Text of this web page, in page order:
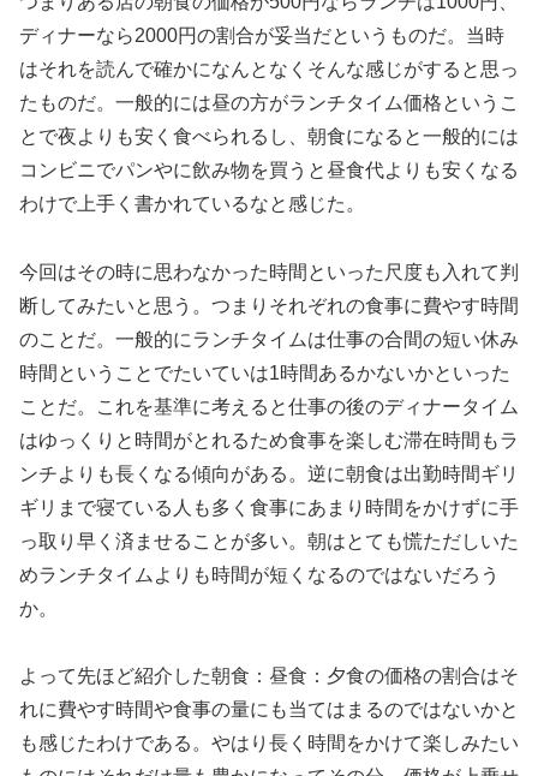
ディナーなら2000円の割合が妥当だというものだ。当時
はそれを読んで確かになんとなくそんな感じがすると思っ
たものだ。一般的には昼の方がランチタイム価格というこ
とで夜よりも安く食べられるし、朝食になると一般的には
コンビニでパンやに飲み物を買うと昼食代よりも安くなる
わけで上手く書かれているなと感じた。
今回はその時に思わなかった時間といった尺度も入れて判
断してみたいと思う。つまりそれぞれの食事に費やす時間
のことだ。一般的にランチタイムは仕事の合間の短い休み
時間ということでたいていは1時間あるかないかといった
ことだ。これを基準に考えると仕事の後のディナータイム
はゆっくりと時間がとれるため食事を楽しむ滞在時間もラ
ンチよりも長くなる傾向がある。逆に朝食は出勤時間ギリ
ギリまで寝ている人も多く食事にあまり時間をかけずに手
っ取り早く済ませることが多い。朝はとても慌ただしいた
めランチタイムよりも時間が短くなるのではないだろう
か。
よって先ほど紹介した朝食：昼食：夕食の価格の割合はそ
れに費やす時間や食事の量にも当てはまるのではないかと
も感じたわけである。やはり長く時間をかけて楽しみたい